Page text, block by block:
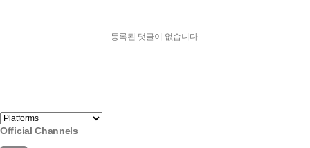
등록된 댓글이 없습니다.
Official Channels